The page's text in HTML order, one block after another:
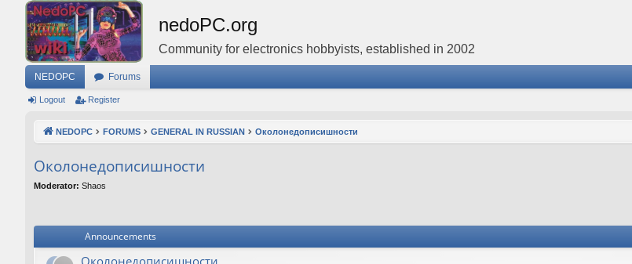
nedoPC.org
Community for electronics hobbyists, established in 2002
NEDOPC Forums
Logout Register
NEDOPC FORUMS GENERAL IN RUSSIAN Околонедописишности
Околонедописишности
Moderator: Shaos
Announcements